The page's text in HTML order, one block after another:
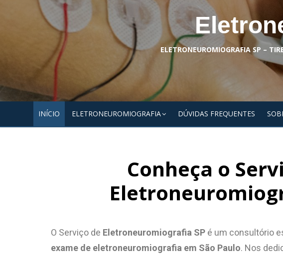
ELETRONEUROMIOGRAFIA SP –
INÍCIO ELETRONEUROMIOGRAFIA DÚVIDAS FREQUENTES
Conheça o
O Serviço de Eletroneuromiografia SP é um consultório
exame de eletroneuromiografia em São Paulo. Nos